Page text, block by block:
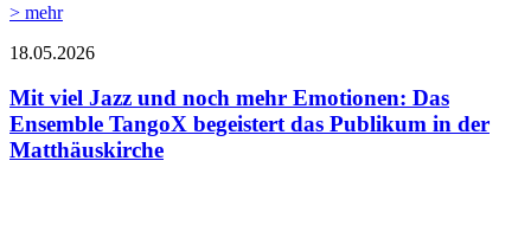
> mehr
18.05.2026
Mit viel Jazz und noch mehr Emotionen: Das
Ensemble TangoX begeistert das Publikum in der
Matthäuskirche